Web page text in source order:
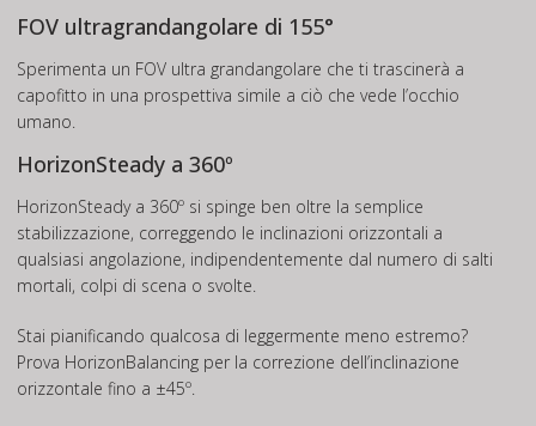
FOV ultragrandangolare di 155°
Sperimenta un FOV ultra grandangolare che ti trascinerà a
capofitto in una prospettiva simile a ciò che vede l’occhio
umano.
HorizonSteady a 360º
HorizonSteady a 360º si spinge ben oltre la semplice
stabilizzazione, correggendo le inclinazioni orizzontali a
qualsiasi angolazione, indipendentemente dal numero di salti
mortali, colpi di scena o svolte.
Stai pianificando qualcosa di leggermente meno estremo?
Prova HorizonBalancing per la correzione dell’inclinazione
orizzontale fino a ±45º.